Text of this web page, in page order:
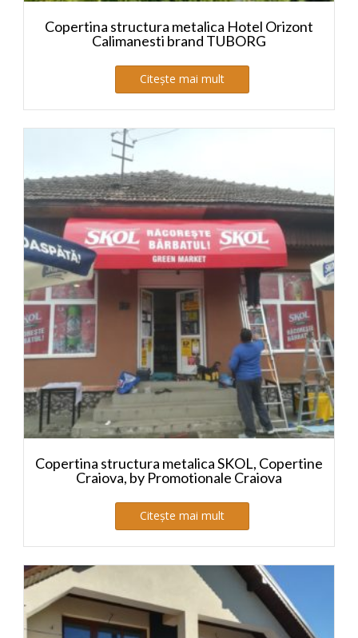
Copertina structura metalica Hotel Orizont
Calimanesti brand TUBORG
Citește mai mult
Copertina structura metalica SKOL, Copertine
Craiova, by Promotionale Craiova
Citește mai mult